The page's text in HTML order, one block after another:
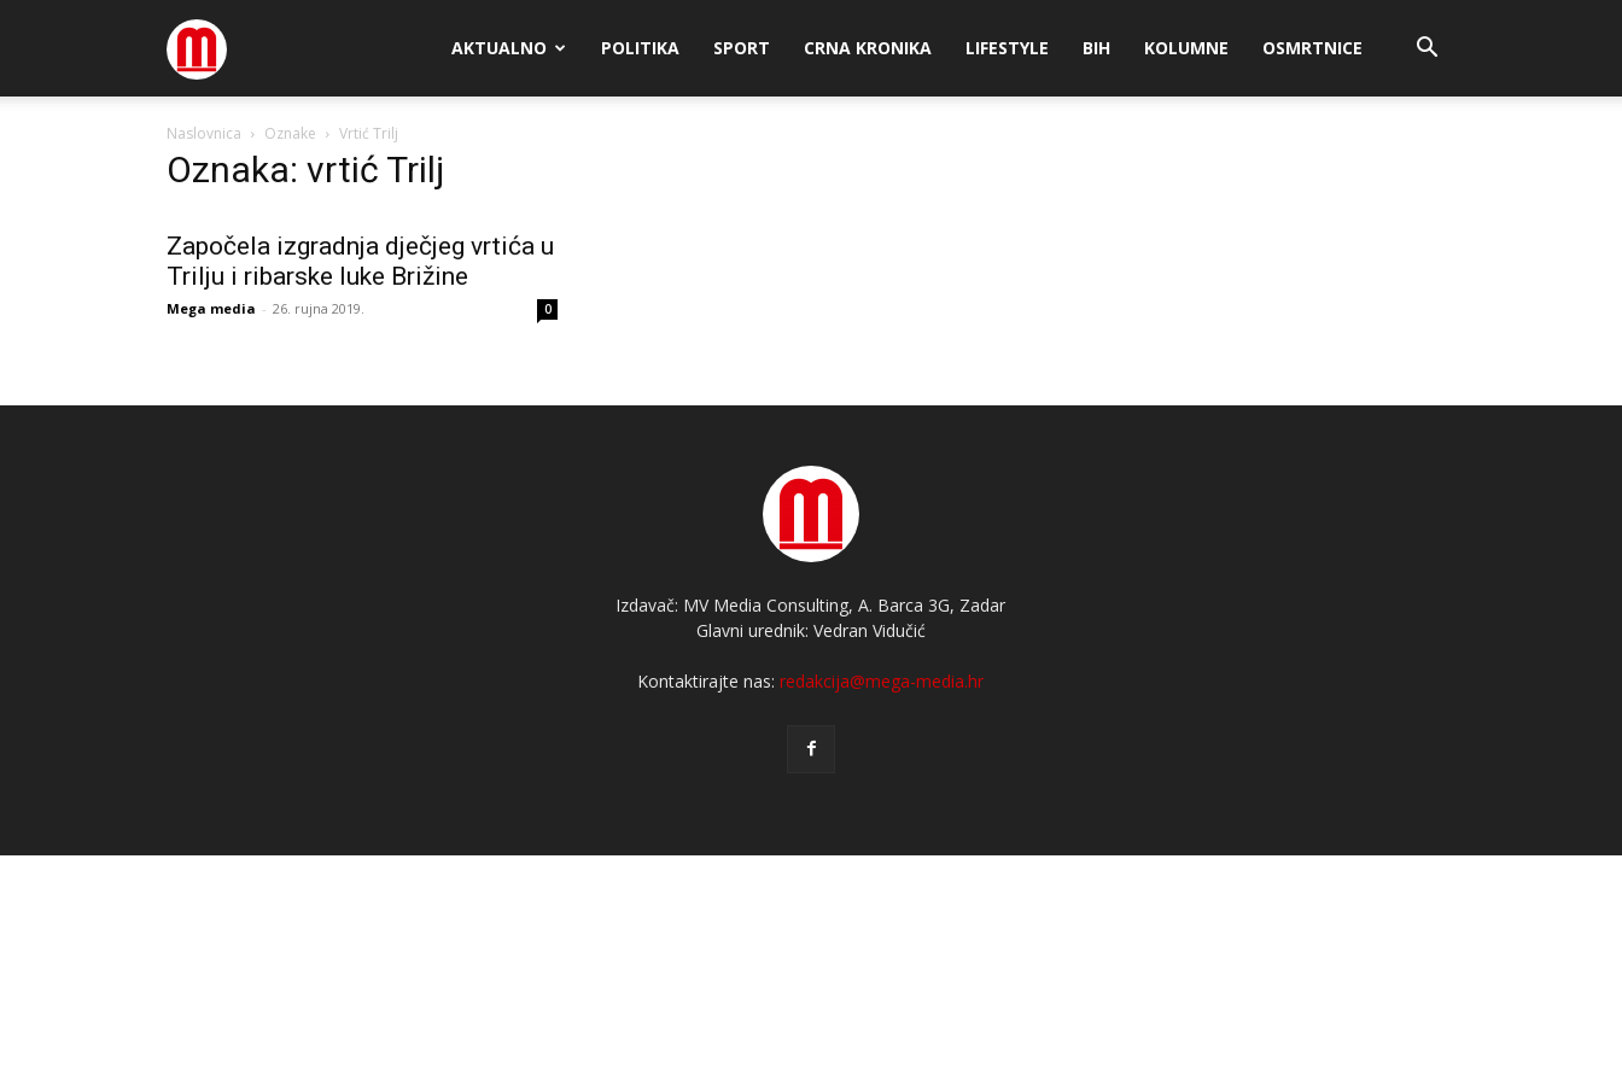
Megamedia AKTUALNO POLITIKA SPORT CRNA KRONIKA LIFESTYLE BIH KOLUMNE OSMRTNICE
Naslovnica Oznake Vrtić Trilj
Oznaka: vrtić Trilj
Započela izgradnja dječjeg vrtića u
Trilju i ribarske luke Brižine
Mega media - 26. rujna 2019. 0
Izdavač: MV Media Consulting, A. Barca 3G, Zadar
Glavni urednik: Vedran Vidučić
Kontaktirajte nas:redakcija@mega-media.hr